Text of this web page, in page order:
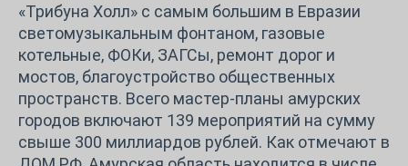
«Трибуна Холл» с самым большим в Евразии
светомузыкальным фонтаном, газовые
котельные, ФОКи, ЗАГСы, ремонт дорог и
мостов, благоустройство общественных
пространств. Всего мастер-планы амурских
городов включают 139 мероприятий на сумму
свыше 300 миллиардов рублей. Как отмечают в